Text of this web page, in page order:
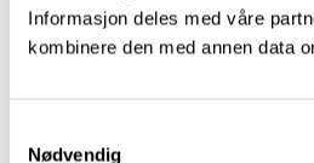
Informasjon deles med våre
kombinere den med annen data
Nødvendig
velkommen til kritikersalong
ballett.